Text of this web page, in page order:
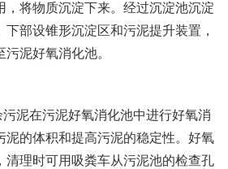
，将物质沉淀下来。经过沉淀池沉淀
下部设锥形沉淀区和污泥提升装置，
泥好氧消化池。
泥在污泥好氧消化池中进行好氧消
泥的体积和提高污泥的稳定性。好氧
清理时可用吸粪车从污泥池的检查孔